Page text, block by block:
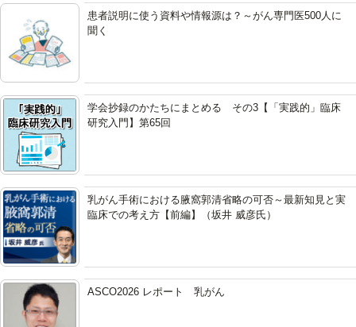
患者説明に使う資料や情報源は？～がん専門医500人に
聞く
学会抄録のかたちにまとめる その3【「実践的」臨床
研究入門】第65回
乳がん手術における腋窩郭清省略の可否～最新知見と実
臨床での考え方【前編】（坂井 威彦氏）
ASCO2026 レポート 乳がん